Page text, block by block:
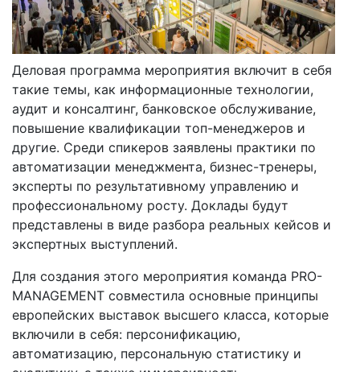
Деловая программа мероприятия включит в себя
такие темы, как информационные технологии,
аудит и консалтинг, банковское обслуживание,
повышение квалификации топ-менеджеров и
другие. Среди спикеров заявлены практики по
автоматизации менеджмента, бизнес-тренеры,
эксперты по результативному управлению и
профессиональному росту. Доклады будут
представлены в виде разбора реальных кейсов и
экспертных выступлений.
Для создания этого мероприятия команда PRO-
MANAGEMENT совместила основные принципы
европейских выставок высшего класса, которые
включили в себя: персонификацию,
автоматизацию, персональную статистику и